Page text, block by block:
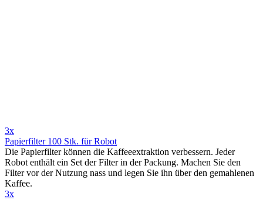
3x
Papierfilter 100 Stk. für Robot
Die Papierfilter können die Kaffeeextraktion verbessern. Jeder
Robot enthält ein Set der Filter in der Packung. Machen Sie den
Filter vor der Nutzung nass und legen Sie ihn über den gemahlenen
Kaffee.
3x